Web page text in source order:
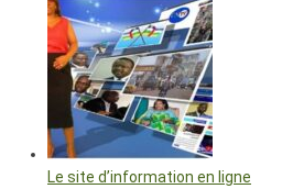
Le site d’information en ligne